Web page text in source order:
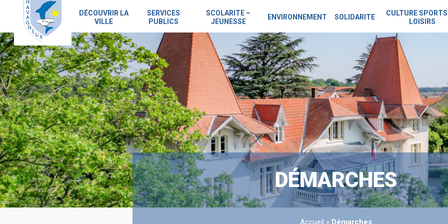
content
DÉCOUVRIR LA
VILLE
SERVICES
PUBLICS
SCOLARITE –
JEUNESSE
ENVIRONNEMENT SOLIDARITE
CULTURE
LOISIRS
DÉMARCHES
Accueil » Démarches